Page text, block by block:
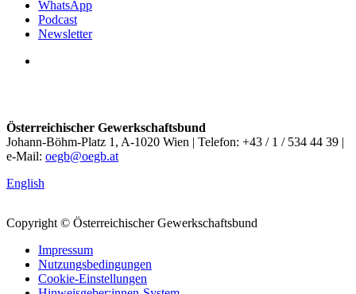
WhatsApp
Podcast
Newsletter
Österreichischer Gewerkschaftsbund
Johann-Böhm-Platz 1, A-1020 Wien | Telefon: +43 / 1 / 534 44 39 |
e-Mail: oegb@oegb.at
English
Copyright © Österreichischer Gewerkschaftsbund
Impressum
Nutzungsbedingungen
Cookie-Einstellungen